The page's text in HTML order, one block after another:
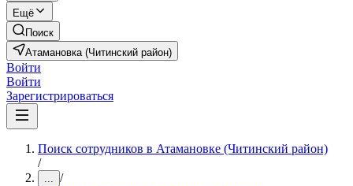
Ещё
Поиск
Атамановка (Читинский район)
Войти
Войти
Зарегистрироваться
Поиск сотрудников в Атамановке (Читинский район)
/
... /